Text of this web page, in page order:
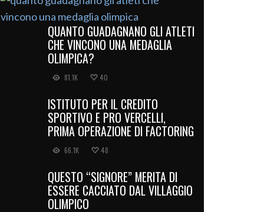
QUANTO GUADAGNANO GLI ATLETI
CHE VINCONO UNA MEDAGLIA
OLIMPICA?
81.1K 40
ISTITUTO PER IL CREDITO
SPORTIVO E PRO VERCELLI,
PRIMA OPERAZIONE DI FACTORING
66.1K 48
QUESTO “SIGNORE” MERITA DI
ESSERE CACCIATO DAL VILLAGGIO
OLIMPICO